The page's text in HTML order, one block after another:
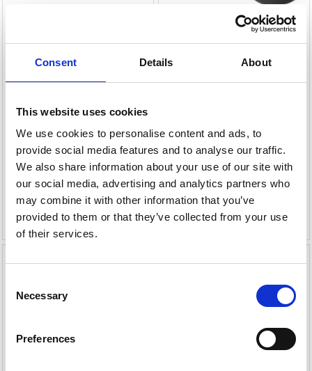
Consent Details About
This website uses cookies
We use cookies to personalise content and ads, to
provide social media features and to analyse our traffic.
We also share information about your use of our site with
our social media, advertising and analytics partners who
may combine it with other information that you’ve
provided to them or that they’ve collected from your use
of their services.
Selection
Necessary
Preferences
POLASTORM HONDA 4.5-5
HK ALUMINIUM 3 BLADE
512,10 DKK
569,00 DKK
Du sparer:56,90 DKK
Leveringstid er 1-4 dag(e)
BLADE
Leveringstid er 4-6 dag(e)